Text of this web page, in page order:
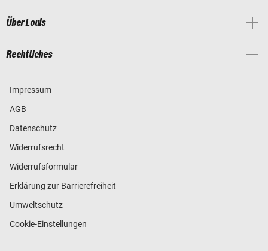
Über Louis
Rechtliches
Impressum
AGB
Datenschutz
Widerrufsrecht
Widerrufsformular
Erklärung zur Barrierefreiheit
Umweltschutz
Cookie-Einstellungen